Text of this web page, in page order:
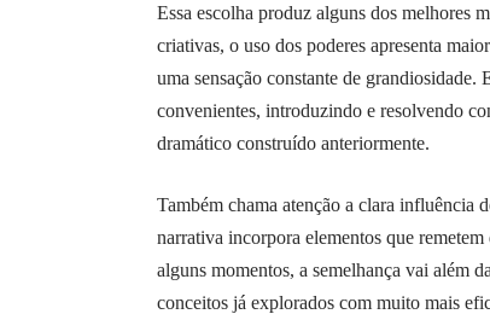
Essa escolha produz alguns dos melhores
criativas, o uso dos poderes apresenta
uma sensação constante de
convenientes, introduzindo e resolvendo
dramático construído anteriormente.
Também chama atenção a clara influência
narrativa incorpora elementos que remetem
alguns momentos, a semelhança vai além
conceitos já explorados com muito mais